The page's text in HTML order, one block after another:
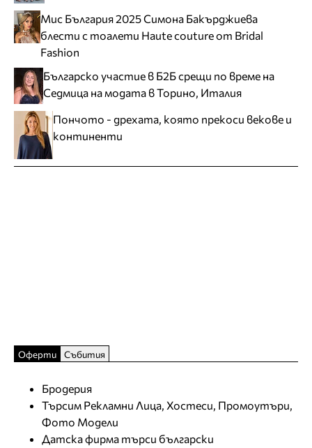
Мис България 2025 Симона Бакърджиева
блести с тоалети Haute couture от Bridal
Fashion
Българско участие в Б2Б срещи по време на
Седмица на модата в Торино, Италия
Пончото - дрехата, която прекоси векове и
континенти
Оферти Събития
Бродерия
Търсим Рекламни Лица, Хостеси, Промоутъри,
Фото Модели
Датска фирма търси български